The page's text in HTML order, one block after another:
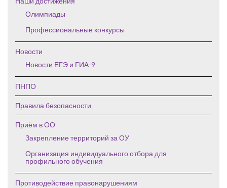
Олимпиады
Профессиональные конкурсы
Новости
Новости ЕГЭ и ГИА-9
ПНПО
Правила безопасности
Приём в ОО
Закрепление территорий за ОУ
Организация индивидуального отбора для
профильного обучения
Противодействие правонарушениям